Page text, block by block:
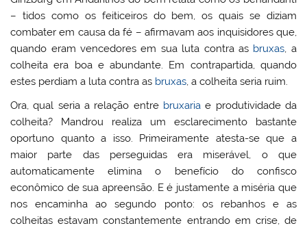
– tidos como os feiticeiros do bem, os quais se diziam
combater em causa da fé – afirmavam aos inquisidores que,
quando eram vencedores em sua luta contra as bruxas, a
colheita era boa e abundante. Em contrapartida, quando
estes perdiam a luta contra as bruxas, a colheita seria ruim.
Ora, qual seria a relação entre bruxariae produtividade da
colheita? Mandrou realiza um esclarecimento bastante
oportuno quanto a isso. Primeiramente atesta-se que a
maior parte das perseguidas era miserável, o que
automaticamente elimina o benefício do confisco
econômico de sua apreensão. E é justamente a miséria que
nos encaminha ao segundo ponto: os rebanhos e as
colheitas estavam constantemente entrando em crise, de